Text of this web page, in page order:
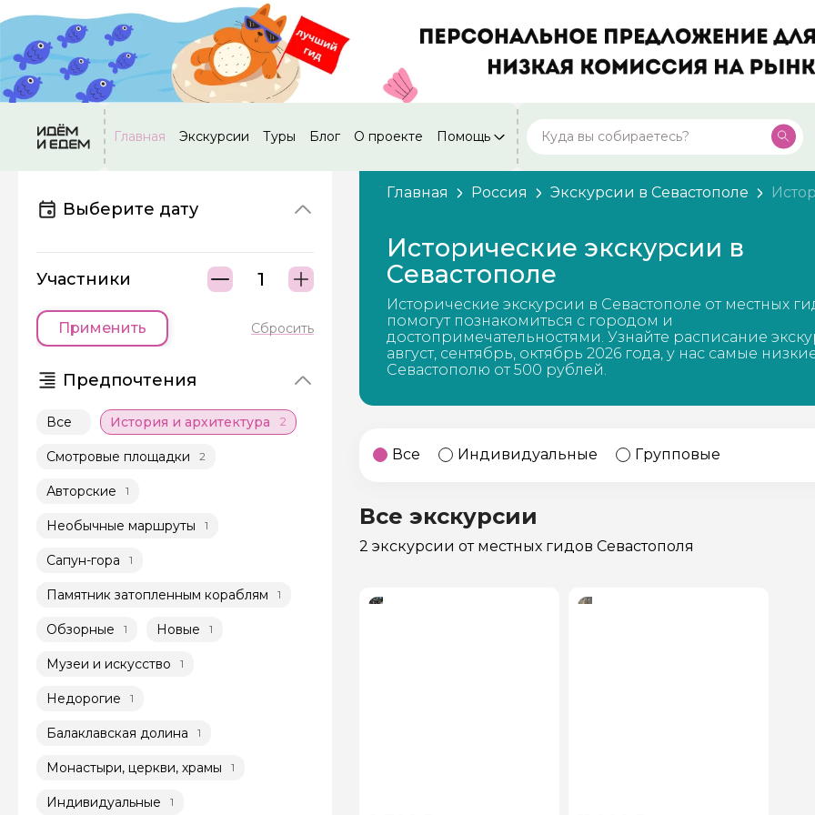
Главная Экскурсии Туры Блог О проекте Помощь
Москва
Россия
Нижний Новгород
Россия
Калининград
Россия
Кисловодск
Россия
20 экскурсий
Дербент 17 экскурсий
Посмотреть все города
Выберите дату
Участники
Применить Сбросить
Предпочтения
Все История и архитектура 2
Смотровые площадки 2
Авторские 1
Необычные маршруты 1
Сапун-гора 1
Памятник затопленным кораблям 1
Обзорные 1 Новые 1
Музеи и искусство 1
Недорогие 1
Балаклавская долина 1
Монастыри, церкви, храмы 1
Индивидуальные 1
Главная Россия Экскурсии в Севастополе
Исторические экскурсии в
Севастополе
Исторические экскурсии в Севастополе от местных
помогут познакомиться с городом и
достопримечательностями. Узнайте расписание
август, сентябрь, октябрь 2026 года, у нас самые
Севастополю от 500 рублей.
Все Индивидуальные Групповые
Все экскурсии
2 экскурсии от местных гидов Севастополя